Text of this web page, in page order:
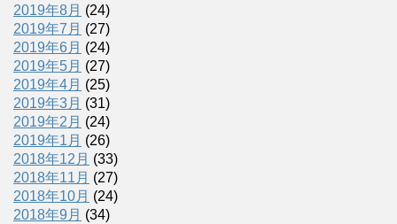
2019年8月 (24)
2019年7月 (27)
2019年6月 (24)
2019年5月 (27)
2019年4月 (25)
2019年3月 (31)
2019年2月 (24)
2019年1月 (26)
2018年12月 (33)
2018年11月 (27)
2018年10月 (24)
2018年9月 (34)